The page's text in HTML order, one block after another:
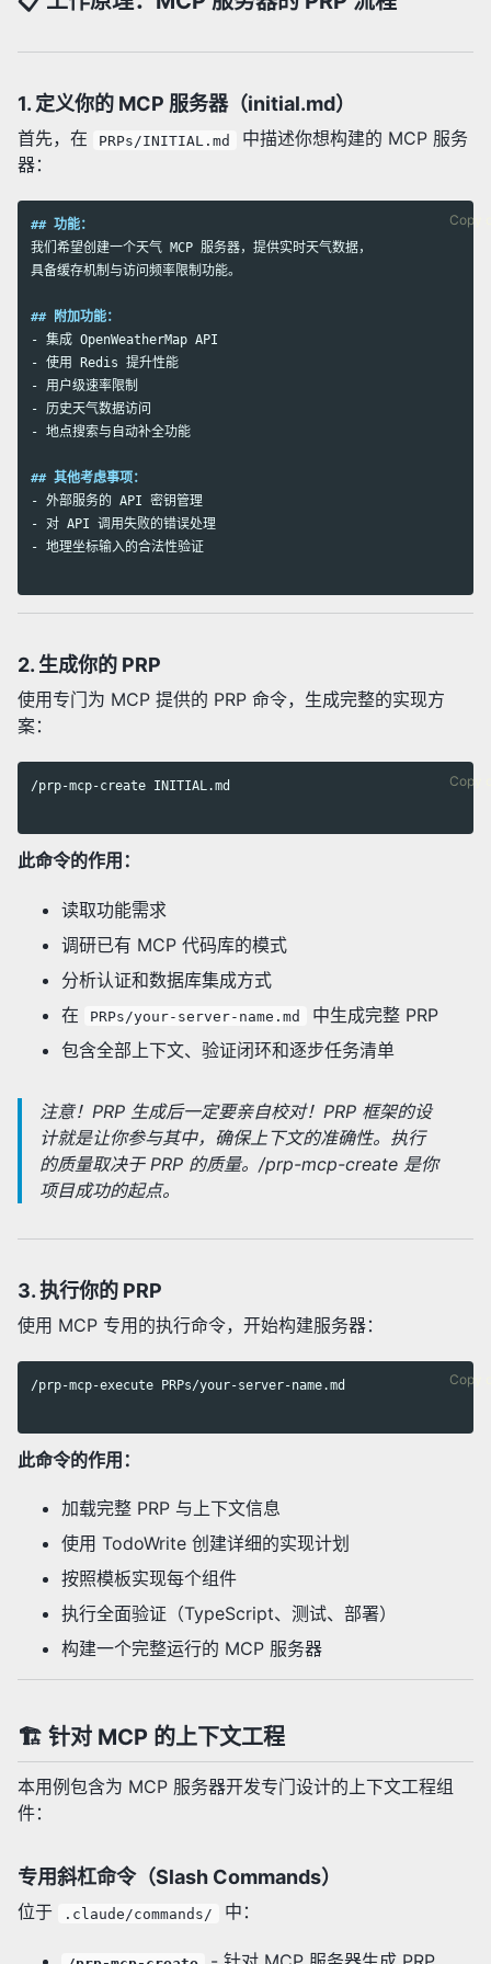
1. 定义你的 MCP 服务器（initial.md）
首先，在 PRPs/INITIAL.md
中描述你想构建的 MCP 服务
器：
Copy
## 功能：
我们希望创建一个天气 MCP 服务器，提供实时天气数据，
具备缓存机制与访问频率限制功能。
## 附加功能：
-
-
-
-
- 地点搜索与自动补全功能
## 其他考虑事项：
-
-
- 地理坐标输入的合法性验证
2. 生成你的 PRP
使用专门为 MCP 提供的 PRP 命令，生成完整的实现方
案：
Copy
/prp-mcp-create INITIAL.md
此命令的作用：
读取功能需求
调研已有 MCP 代码库的模式
分析认证和数据库集成方式
在
PRPs/your-server-name.md
中生成完整 PRP
包含全部上下文、验证闭环和逐步任务清单
注意！PRP 生成后一定要亲自校对！PRP 框架的设
计就是让你参与其中，确保上下文的准确性。执行
的质量取决于 PRP 的质量。/prp-mcp-create 是你
项目成功的起点。
3. 执行你的 PRP
使用 MCP 专用的执行命令，开始构建服务器：
Copy
/prp-mcp-execute PRPs/your-server-name.md
此命令的作用：
加载完整 PRP 与上下文信息
使用 TodoWrite 创建详细的实现计划
按照模板实现每个组件
执行全面验证（TypeScript、测试、部署）
构建一个完整运行的 MCP 服务器
🏗️ 针对 MCP 的上下文工程
本用例包含为 MCP 服务器开发专门设计的上下文工程组
件：
专用斜杠命令（Slash Commands）
位于 .claude/commands/ 中：